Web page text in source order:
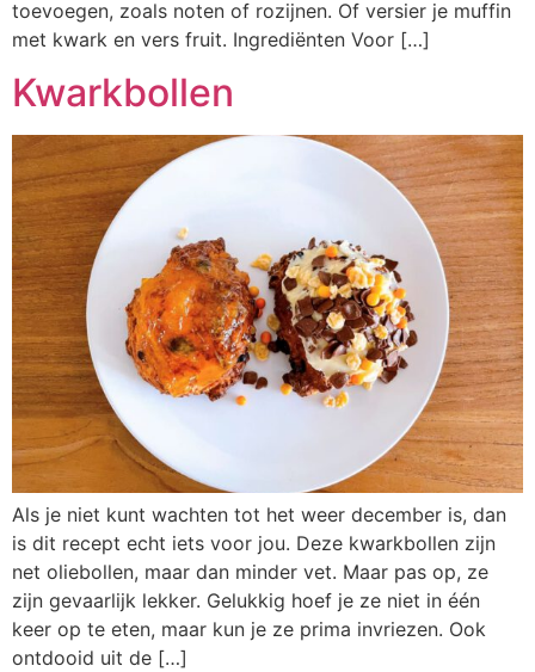
toevoegen, zoals noten of rozijnen. Of versier je muffin
met kwark en vers fruit. Ingrediënten Voor […]
Kwarkbollen
Als je niet kunt wachten tot het weer december is, dan
is dit recept echt iets voor jou. Deze kwarkbollen zijn
net oliebollen, maar dan minder vet. Maar pas op, ze
zijn gevaarlijk lekker. Gelukkig hoef je ze niet in één
keer op te eten, maar kun je ze prima invriezen. Ook
ontdooid uit de […]